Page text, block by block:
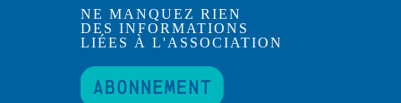
NE MANQUEZ RIEN
DES INFORMATIONS
LIÉES À L'ASSOCIATION